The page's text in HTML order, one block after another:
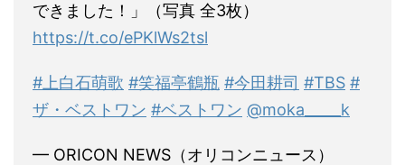
できました！」（写真 全3枚）
https://t.co/ePKlWs2tsl
#上白石萌歌 #笑福亭鶴瓶 #今田耕司 #TBS #
ザ・ベストワン #ベストワン @moka_____k
— ORICON NEWS（オリコンニュース）